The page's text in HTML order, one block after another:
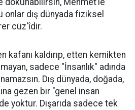
dokunabilirsin, Mehmet’le
dış dünyada fiziksel
cüz'îdir.
kafanı kaldırıp, etten kemikten
sadece "İnsanlık" adında
Dış dünyada, doğada,
gezen bir "genel insan
yoktur. Dışarıda sadece tek